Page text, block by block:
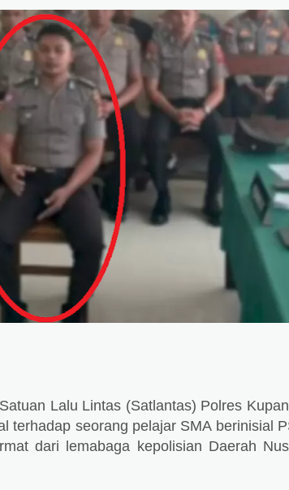
Lalu Lintas (Satlantas) Polres
terhadap seorang pelajar SMA berinisial
dari lemabaga kepolisian Daerah